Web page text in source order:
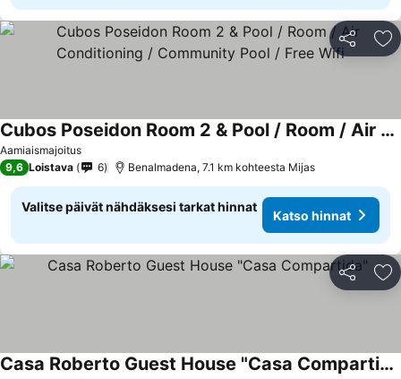
Jaa
Aamiaismajoitus
Cubos Poseidon Room 2 & Pool / Room / Air Conditioning / Community Pool / Free Wifi
Katso hinnat
9,6 Loistava 6 Benalmadena, 7.1 km kohteesta Mijas
Valitse päivät nähdäksesi tarkat hinnat
Katso hinnat
Jaa
Casa Roberto Guest House "Casa Compartida"